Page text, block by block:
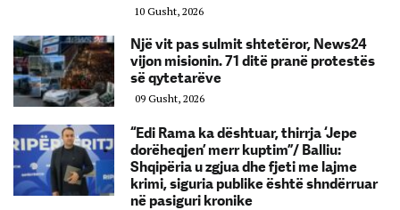
10 Gusht, 2026
Një vit pas sulmit shtetëror, News24
vijon misionin. 71 ditë pranë protestës
së qytetarëve
09 Gusht, 2026
“Edi Rama ka dështuar, thirrja ‘Jepe
dorëheqjen’ merr kuptim”/ Balliu:
Shqipëria u zgjua dhe fjeti me lajme
krimi, siguria publike është shndërruar
në pasiguri kronike